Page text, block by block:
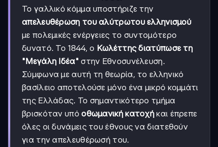
Το γαλλικό κόμμα υποστήριζε την
απελευθέρωση του αλύτρωτου ελληνισμού
με πολεμικές ενέργειες το συντομότερο
δυνατό. Το 1844, ο Κωλέττης διατύπωσε τη
"Μεγάλη Ιδέα" στην Εθνοσυνέλευση.
Σύμφωνα με αυτή τη θεωρία, το ελληνικό
βασίλειο αποτελούσε μόνο ένα μικρό κομμάτι
της Ελλάδας. Το σημαντικότερο τμήμα
βρισκόταν υπόοθωμανική κατοχή και έπρεπε
όλες οι δυνάμεις του έθνους να διατεθούν
για την απελευθέρωσή του.